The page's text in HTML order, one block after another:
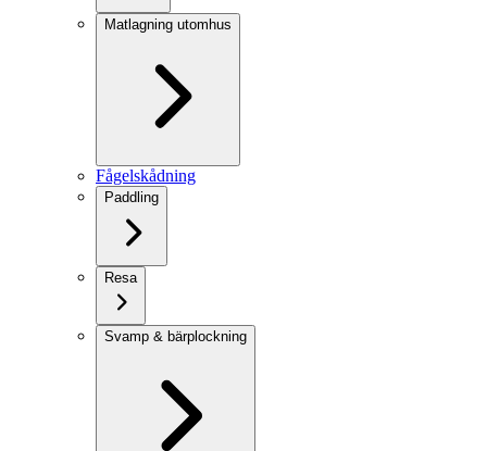
Matlagning utomhus
Fågelskådning
Paddling
Resa
Svamp & bärplockning